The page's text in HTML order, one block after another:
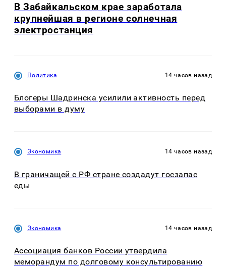
В Забайкальском крае заработала
крупнейшая в регионе солнечная
электростанция
Политика 14 часов назад
Блогеры Шадринска усилили активность перед
выборами в думу
Экономика 14 часов назад
В граничащей с РФ стране создадут госзапас
еды
Экономика 14 часов назад
Ассоциация банков России утвердила
меморандум по долговому консультированию